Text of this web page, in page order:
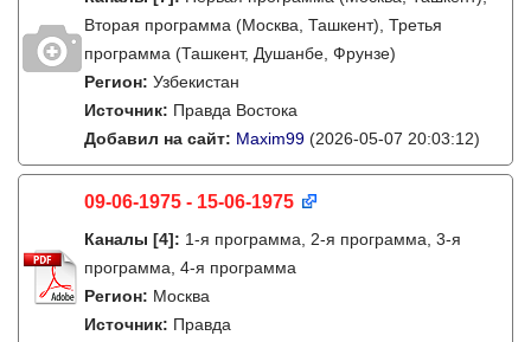
Вторая программа (Москва, Ташкент), Третья
программа (Ташкент, Душанбе, Фрунзе)
Регион: Узбекистан
Источник: Правда Востока
Добавил на сайт: Maxim99 (2026-05-07 20:03:12)
09-06-1975 - 15-06-1975
Каналы [4]: 1-я программа, 2-я программа, 3-я
программа, 4-я программа
Регион: Москва
Источник: Правда